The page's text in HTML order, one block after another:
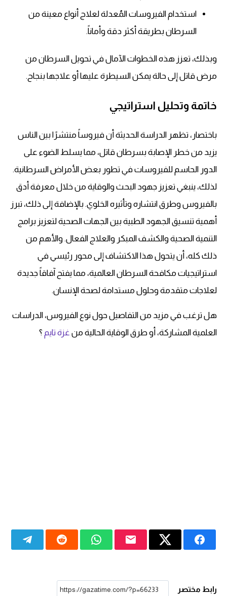
استخدام الفيروسات المُعدلة لعلاج أنواع معينة من
السرطان بطريقة أكثر دقة وأماناً.
وبذلك، تعزز هذه الخطوات الآمال في تحويل السرطان من
مرض قاتل إلى حالة يمكن السيطرة عليها أو علاجها بنجاح.
خاتمة وتحليل استراتيجي
باختصار، تظهر الدراسة الحديثة أن فيروساً منتشرًا بين الناس
يزيد من خطر الإصابة بسرطان قاتل، مما يسلط الضوء على
الدور الحاسم للفيروسات في تطور بعض الأمراض السرطانية.
لذلك، ينبغي تعزيز جهود البحث والوقاية من خلال معرفة أدق
بالفيروس وطرق انتشاره وتأثيره الخلوي. بالإضافة إلى ذلك، تبرز
أهمية تنسيق الجهود الطبية بين الجهات الصحية لتعزيز برامج
التنمية الصحية والكشف المبكر والعلاج الفعال. والأهم من
ذلك كله، أن يتحول هذا الاكتشاف إلى محور رئيسي في
استراتيجيات مكافحة السرطان العالمية، مما يفتح آفاقاً جديدة
لعلاجات متقدمة وحلول مستدامة لصحة الإنسان.
هل ترغب في مزيد من التفاصيل حول نوع الفيروس، الدراسات
العلمية المشاركة، أو طرق الوقاية الحالية من غزة تايم ؟
رابط مختصر